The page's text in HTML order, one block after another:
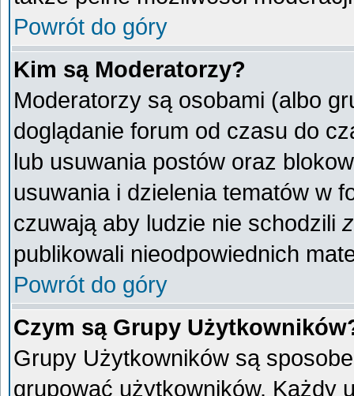
Powrót do góry
Kim są Moderatorzy?
Moderatorzy są osobami (albo
doglądanie forum od czasu do
lub usuwania postów oraz
usuwania i dzielenia tematów w
czuwają aby ludzie nie schodzili
publikowali nieodpowiednich
Powrót do góry
Czym są Grupy
Grupy Użytkowników są
grupować użytkowników. Każdy